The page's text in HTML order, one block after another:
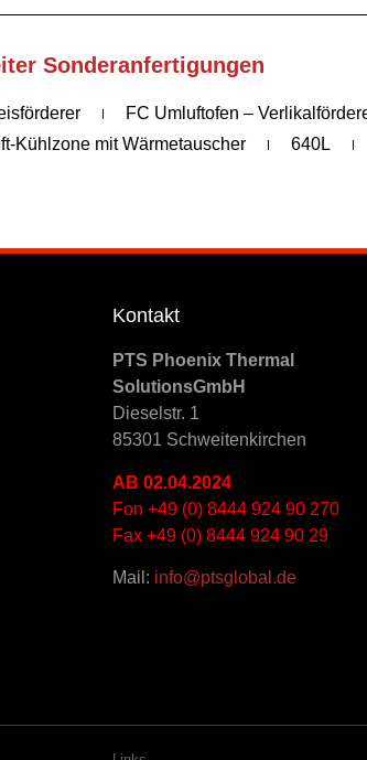
Sonderanfertigungen
FC Umluftofen –
Kühlzone mit Wärmetauscher 640L
Kontakt
PTS Phoenix Thermal
SolutionsGmbH
Dieselstr. 1
85301 Schweitenkirchen
AB 02.04.2024
Fon +49 (0) 8444 924 90 270
Fax +49 (0) 8444 924 90 29
Mail: info@ptsglobal.de